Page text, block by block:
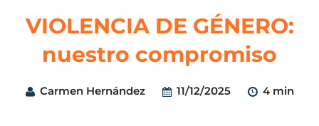
VIOLENCIA DE GÉNERO:
nuestro compromiso
Carmen Hernández 11/12/2025 4 min